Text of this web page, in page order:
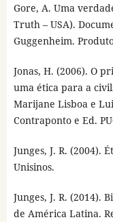
Gore, A. Uma
Truth – USA).
Guggenheim.
Jonas, H. (2006). O
uma ética para a
Marijane Lisboa e
Contraponto e Ed.
Junges, J. R. (2004).
Unisinos.
Junges, J. R. (2014).
de América Latina.